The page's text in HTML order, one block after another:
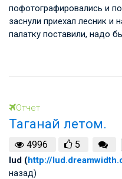
пофотографировались и
заснули приехал лесник и
палатку поставили, надо
Отчет
Таганай летом.
4996 5
lud (http://
назад)